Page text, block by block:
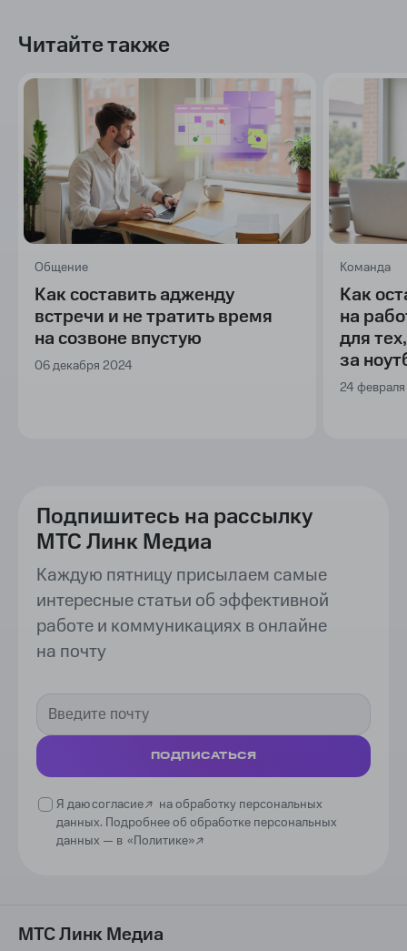
Читайте также
Общение
Как составить адженду
встречи и не тратить время
на созвоне впустую
06 декабря 2024
Команда
Как
на
для
за
24
Подпишитесь на рассылку
МТС Линк Медиа
Каждую пятницу присылаем самые
интересные статьи об эффективной
работе и коммуникациях в онлайне
на почту
ПОДПИСАТЬСЯ
Я даюсогласие
на обработку персональных
данных. Подробнее об обработке персональных
данных — в «Политике»
МТС Линк Медиа